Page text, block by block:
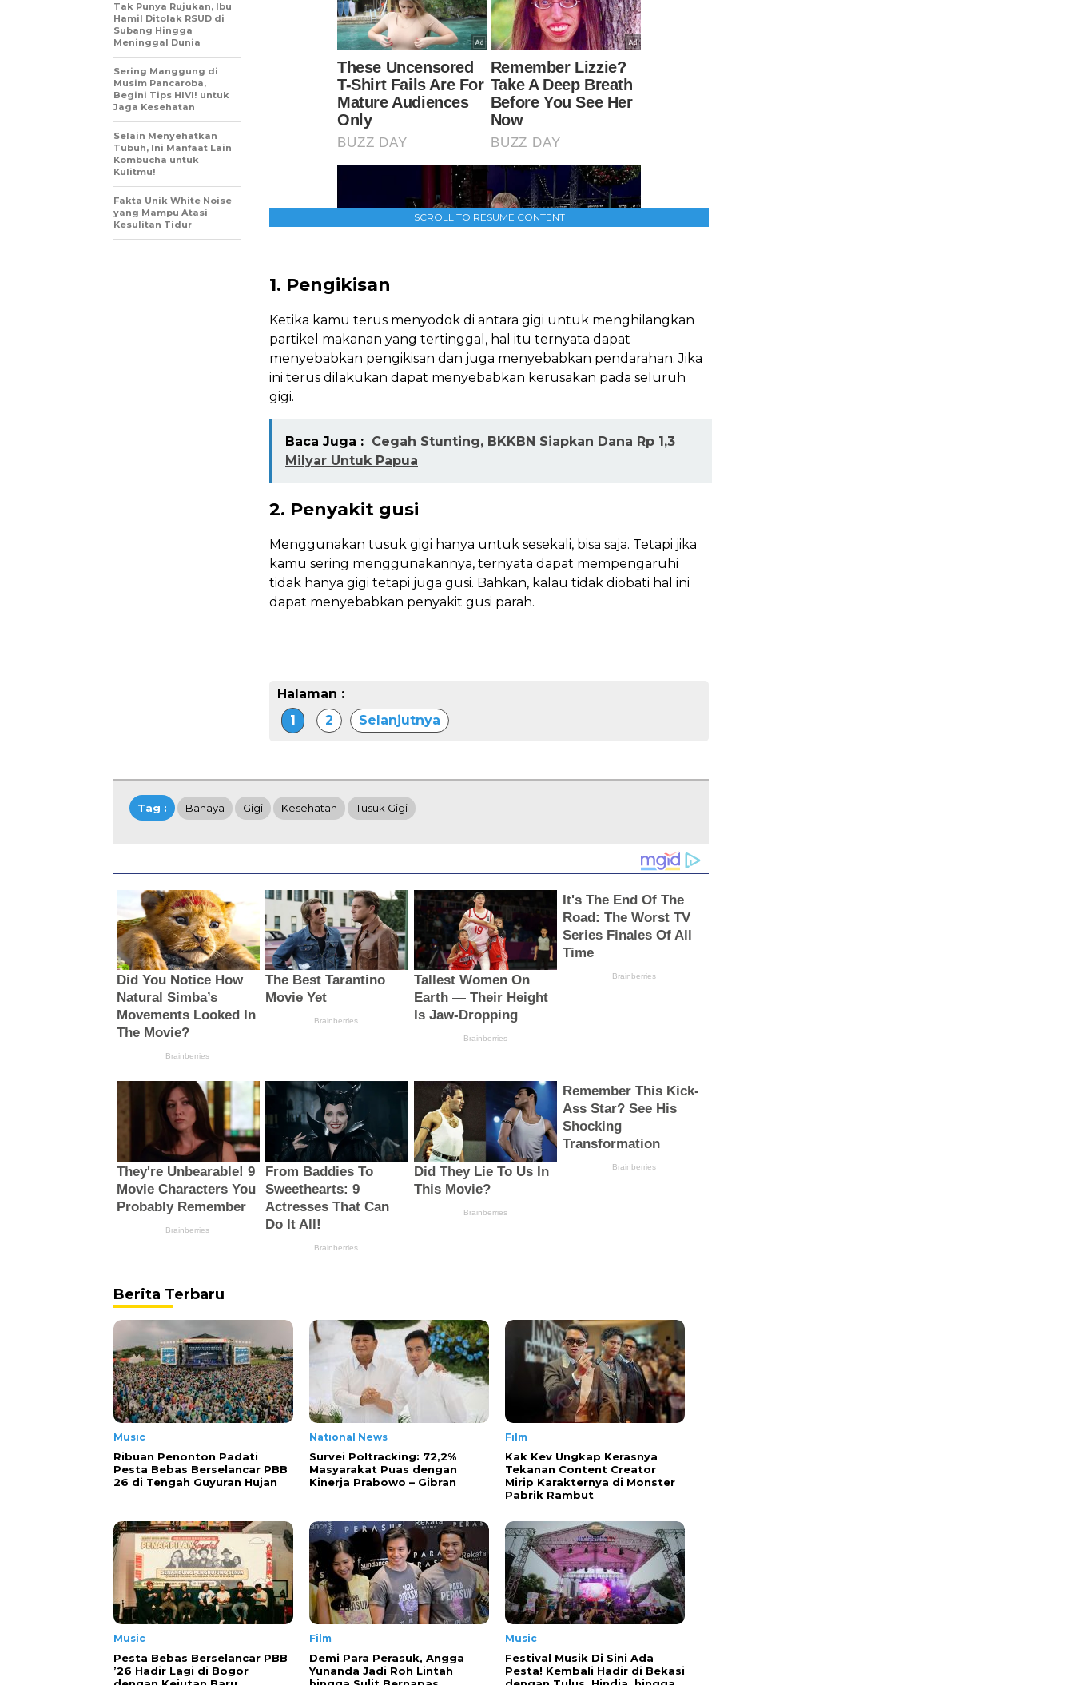
SCROLL TO RESUME CONTENT
1. Pengikisan
Ketika kamu terus menyodok di antara gigi untuk menghilangkan
partikel makanan yang tertinggal, hal itu ternyata dapat
menyebabkan pengikisan dan juga menyebabkan pendarahan. Jika
ini terus dilakukan dapat menyebabkan kerusakan pada seluruh
gigi.
Baca Juga : Cegah Stunting, BKKBN Siapkan Dana Rp 1,3
Milyar Untuk Papua
2. Penyakit gusi
Menggunakan tusuk gigi hanya untuk sesekali, bisa saja. Tetapi jika
kamu sering menggunakannya, ternyata dapat mempengaruhi
tidak hanya gigi tetapi juga gusi. Bahkan, kalau tidak diobati hal ini
dapat menyebabkan penyakit gusi parah.
Halaman :
1
2 Selanjutnya
Tak Punya Rujukan, Ibu
Hamil Ditolak RSUD di
Subang Hingga
Meninggal Dunia
Sering Manggung di
Musim Pancaroba,
Begini Tips HIVI! untuk
Jaga Kesehatan
Selain Menyehatkan
Tubuh, Ini Manfaat Lain
Kombucha untuk
Kulitmu!
Fakta Unik White Noise
yang Mampu Atasi
Kesulitan Tidur
Tag : Bahaya Gigi Kesehatan Tusuk Gigi
Berita Terbaru
Music
Ribuan Penonton Padati
Pesta Bebas Berselancar PBB
26 di Tengah Guyuran Hujan
National News
Survei Poltracking: 72,2%
Masyarakat Puas dengan
Kinerja Prabowo – Gibran
Film
Kak Kev Ungkap Kerasnya
Tekanan Content Creator
Mirip Karakternya di Monster
Pabrik Rambut
Music
Pesta Bebas Berselancar PBB
’26 Hadir Lagi di Bogor
Film
Demi Para Perasuk, Angga
Yunanda Jadi Roh Lintah
Music
Festival Musik Di Sini Ada
Pesta! Kembali Hadir di Bekasi